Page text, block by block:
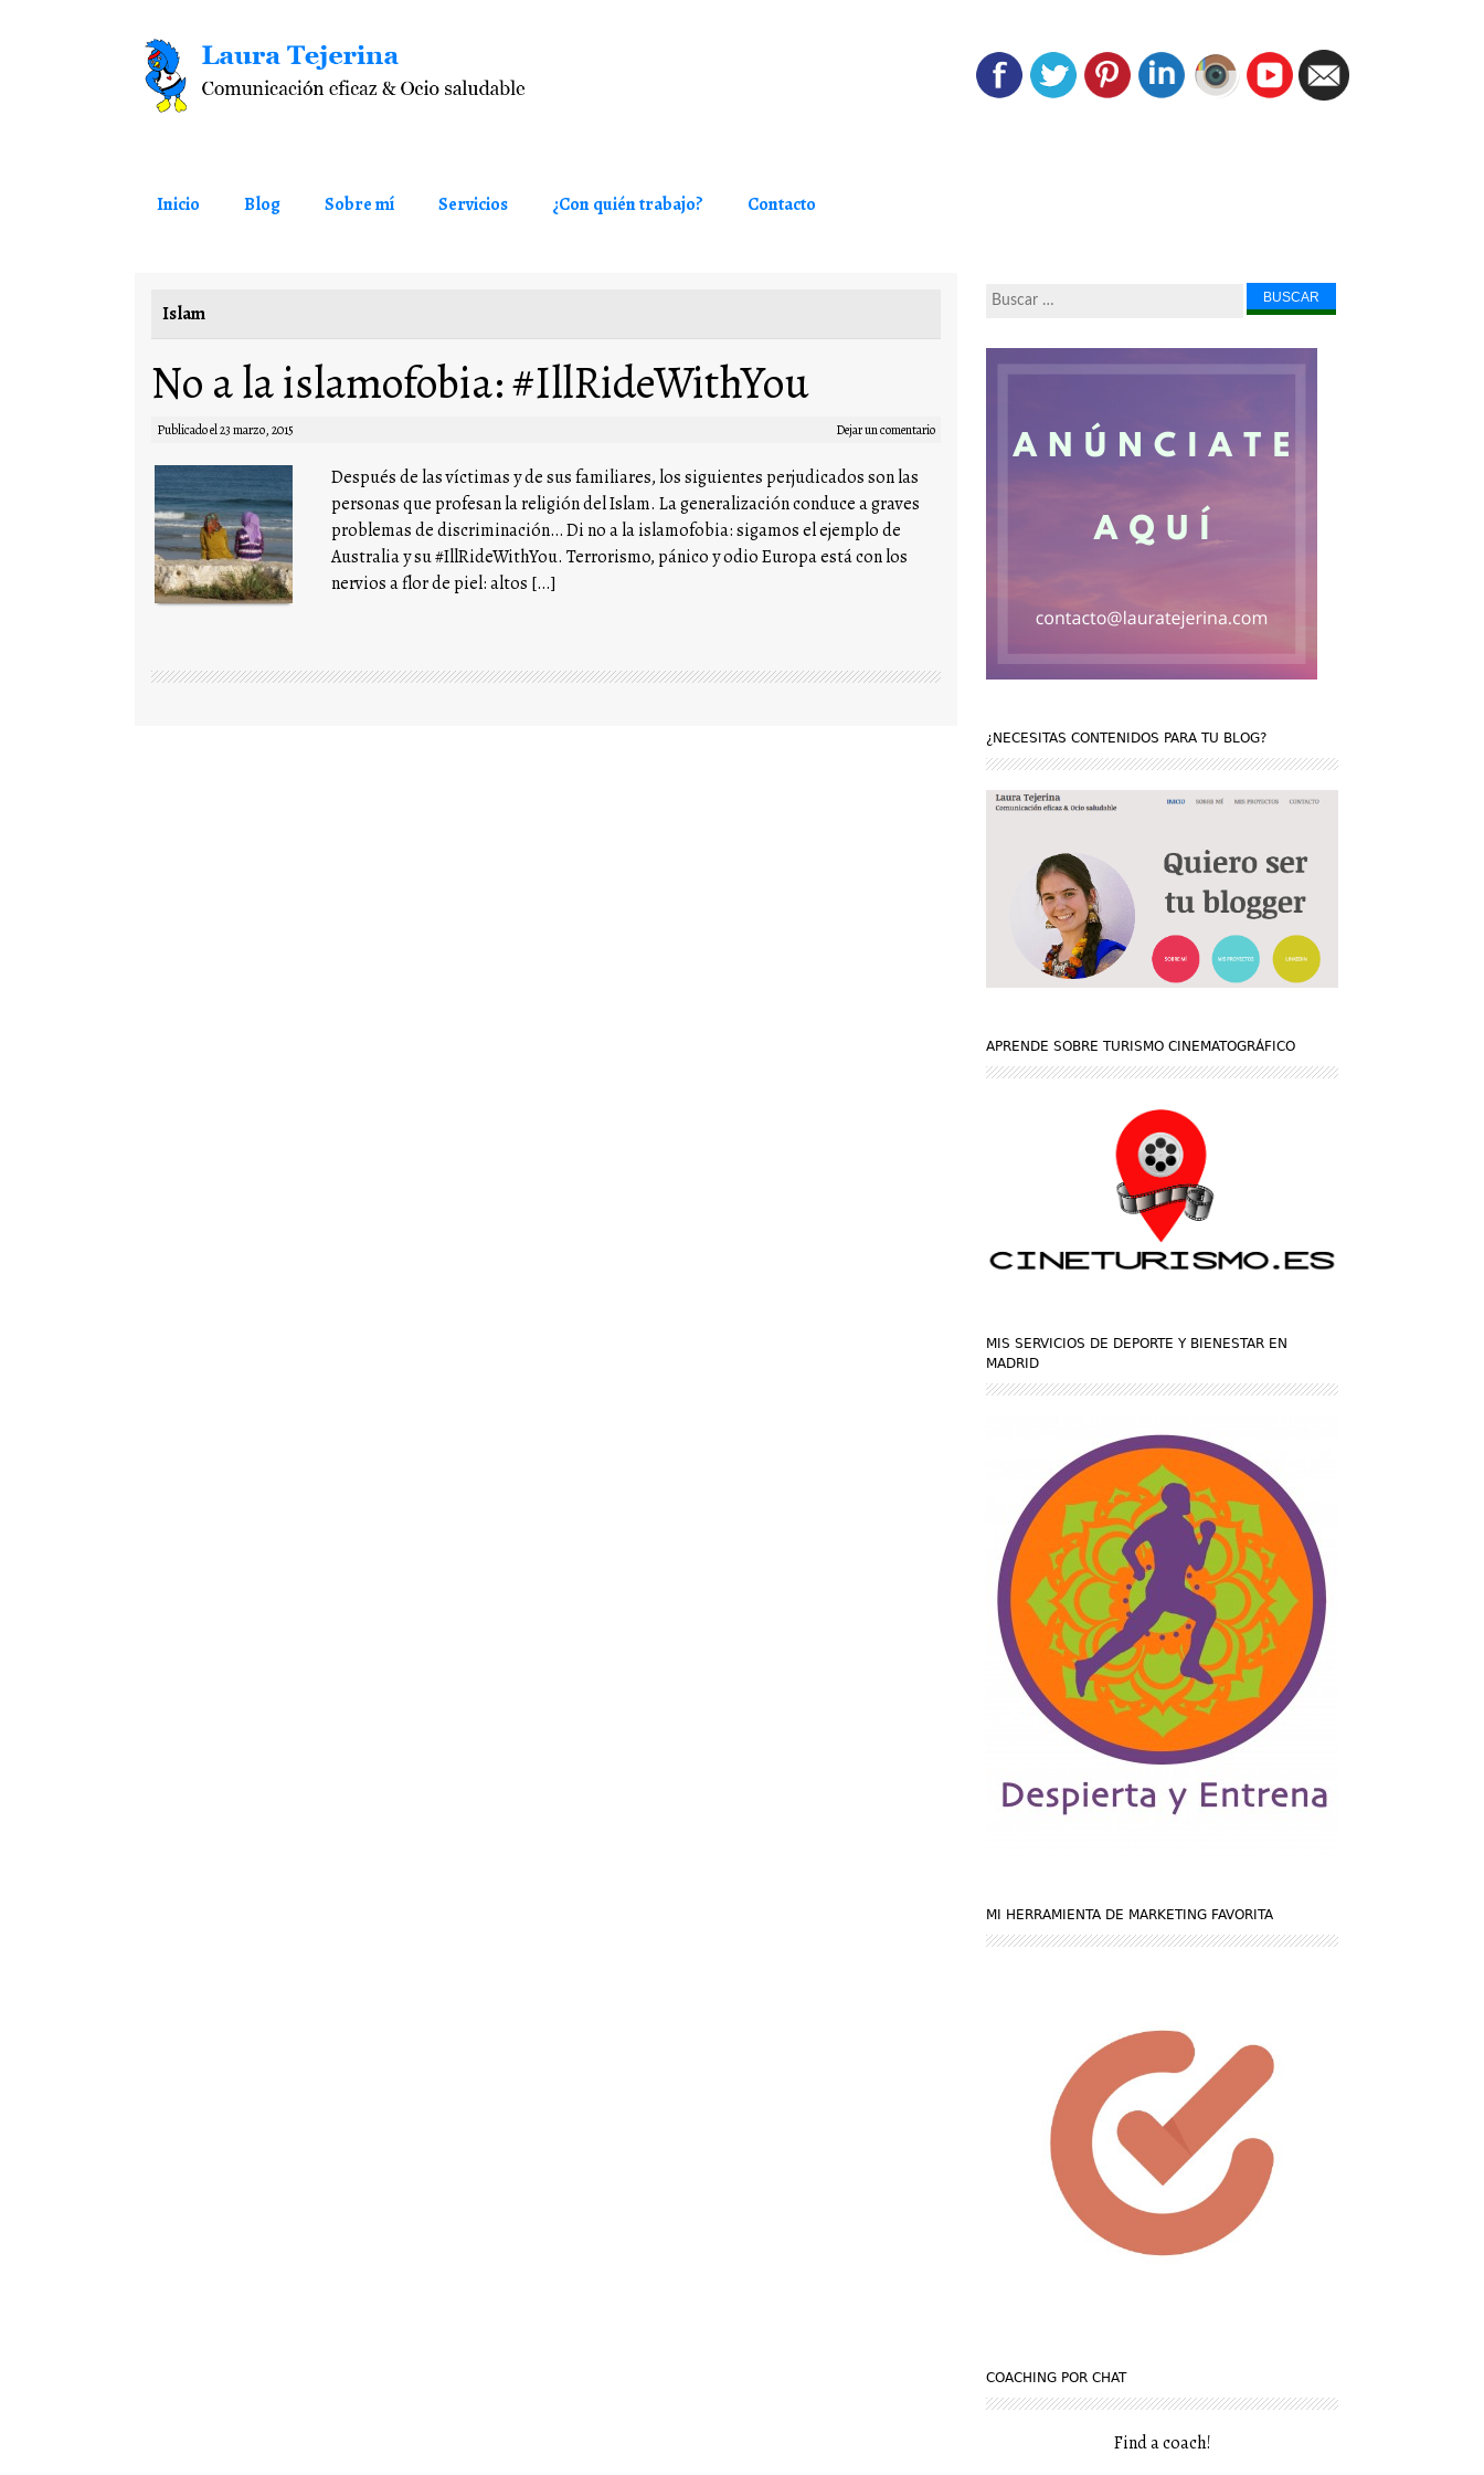
Saltar al contenido
Inicio Blog Sobre mí Servicios ¿Con quién trabajo? Contacto
Islam
No a la islamofobia: #IllRideWithYou
Publicado el23 marzo, 2015 Dejar un comentario
Después de las víctimas y de sus familiares, los siguientes perjudicados son las
personas que profesan la religión del Islam. La generalización conduce a graves
problemas de discriminación… Di no a la islamofobia: sigamos el ejemplo de
Australia y su #IllRideWithYou. Terrorismo, pánico y odio Europa está con los
nervios a flor de piel: altos […]
Buscar...
¿NECESITAS CONTENIDOS PARA TU BLOG?
APRENDE SOBRE TURISMO CINEMATOGRÁFICO
MIS SERVICIOS DE DEPORTE Y BIENESTAR EN
MADRID
MI HERRAMIENTA DE MARKETING FAVORITA
COACHING POR CHAT
Find a coach!